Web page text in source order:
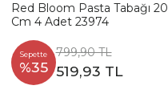
Red Bloom Pasta Tabağı 20
Cm 4 Adet 23974
Sepette
%35
799,90 TL
519,93 TL